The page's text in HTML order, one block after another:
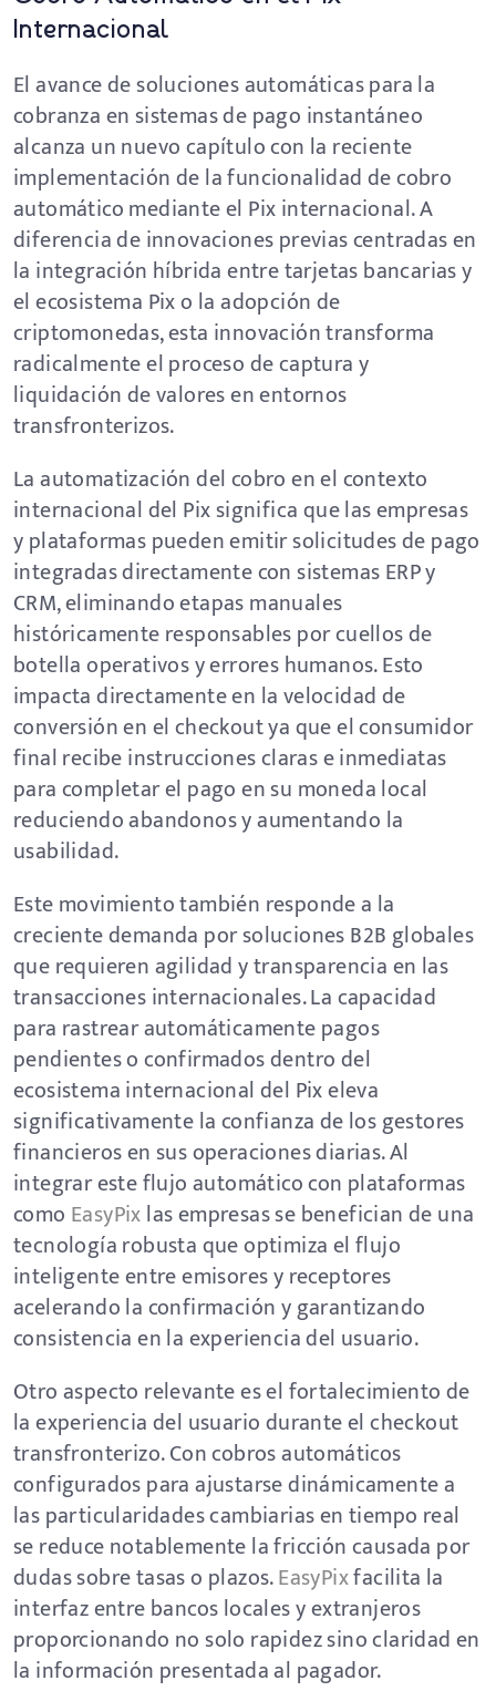
Internacional
El avance de soluciones automáticas para la
cobranza en sistemas de pago instantáneo
alcanza un nuevo capítulo con la reciente
implementación de la funcionalidad de cobro
automático mediante el Pix internacional. A
diferencia de innovaciones previas centradas en
la integración híbrida entre tarjetas bancarias y
el ecosistema Pix o la adopción de
criptomonedas, esta innovación transforma
radicalmente el proceso de captura y
liquidación de valores en entornos
transfronterizos.
La automatización del cobro en el contexto
internacional del Pix significa que las empresas
y plataformas pueden emitir solicitudes de pago
integradas directamente con sistemas ERP y
CRM, eliminando etapas manuales
históricamente responsables por cuellos de
botella operativos y errores humanos. Esto
impacta directamente en la velocidad de
conversión en el checkout ya que el consumidor
final recibe instrucciones claras e inmediatas
para completar el pago en su moneda local
reduciendo abandonos y aumentando la
usabilidad.
Este movimiento también responde a la
creciente demanda por soluciones B2B globales
que requieren agilidad y transparencia en las
transacciones internacionales. La capacidad
para rastrear automáticamente pagos
pendientes o confirmados dentro del
ecosistema internacional del Pix eleva
significativamente la confianza de los gestores
financieros en sus operaciones diarias. Al
integrar este flujo automático con plataformas
como EasyPixlas empresas se benefician de una
tecnología robusta que optimiza el flujo
inteligente entre emisores y receptores
acelerando la confirmación y garantizando
consistencia en la experiencia del usuario.
Otro aspecto relevante es el fortalecimiento de
la experiencia del usuario durante el checkout
transfronterizo. Con cobros automáticos
configurados para ajustarse dinámicamente a
las particularidades cambiarias en tiempo real
se reduce notablemente la fricción causada por
dudas sobre tasas o plazos.EasyPixfacilita la
interfaz entre bancos locales y extranjeros
proporcionando no solo rapidez sino claridad en
la información presentada al pagador.